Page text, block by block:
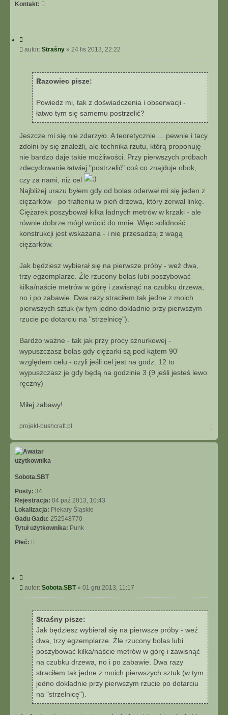
Kontakt:
a
i
ę
z
r
a
ś
n
y
yPautor: Straśny » 24 lis 2013, 22:22
Razowiec pisze:
Powiedz mi, tak z doświadczenia i obserwacji -
łatwo tym się samemu postrzelić?
Jeszcze mi się nie zdarzyło. A teoretycznie ... pewnie i tacy
zdolni by się znaleźli, ale technika rzutu, którą proponuję
nie bardzo daje takie możliwości. Przy pierwszych próbach
zdecydowanie łatwiej "postrzelić" coś co znajduje obok,
czy za nami, niż cel
Najbliżej urazu byłem gdy od bolas oderwał mi się jeden z
ciężarków - po trafieniu w pień drzewa, który zerwał linkę.
Ciężarek poszybował kilka ładnych metrów w krzaki - ale
równie dobrze mógł wrócić do mnie. Więc solidność
konstrukcji jest wskazana - i nie przesadzaj z wagą
ciężarków.
Jak będziesz wybierał się na pierwsze próby - weź dwa,
trzy egzemplarze. Źle rzucony bolas lubi poszybować
kilka/naście metrów w górę i zawisnąć na czubku drzewa,
no i po zabawie. Dwa razy straciłem tak jedne z moich
pierwszych sztuk (w tym jedno dokładnie przy pierwszym
rzucie po dotarciu na "strzelnicę").
Bardzo ważne - tak jak przy procy sznurkowej -
wypuszczasz bolas gdy ciężarki są pod kątem 90'
względem celu - czyli jeśli cel jest na godz. 12 to
wypuszczasz je gdy będą na godzinie 3 (9 jeśli jesteś lewo
ręczny)
Miłej zabawy!
projekt-bushcraft.pl
g
Sobota.SBT
Posty: 34
Rejestracja: 04 paź 2013, 10:43
Lokalizacja: Piekary Śląskie
Gadu Gadu: 252548770
Tytuł użytkownika: Punk
Płeć:
yP
o
autor: Sobota.SBT» 01 gru 2013, 11:17
Straśny pisze:
Jak będziesz wybierał się na pierwsze próby - weź
dwa, trzy egzemplarze. Źle rzucony bolas lubi
poszybować kilka/naście metrów w górę i zawisnąć
na czubku drzewa, no i po zabawie. Dwa razy
straciłem tak jedne z moich pierwszych sztuk (w tym
jedno dokładnie przy pierwszym rzucie po dotarciu
na "strzelnicę").